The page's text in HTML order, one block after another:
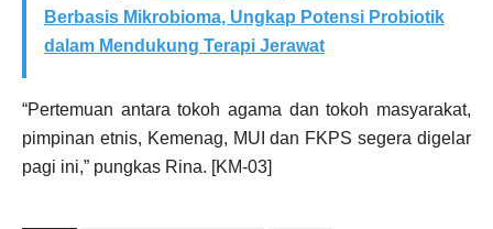
Berbasis Mikrobioma, Ungkap Potensi Probiotik
dalam Mendukung Terapi Jerawat
“Pertemuan antara tokoh agama dan tokoh masyarakat,
pimpinan etnis, Kemenag, MUI dan FKPS segera digelar
pagi ini,” pungkas Rina. [KM-03]